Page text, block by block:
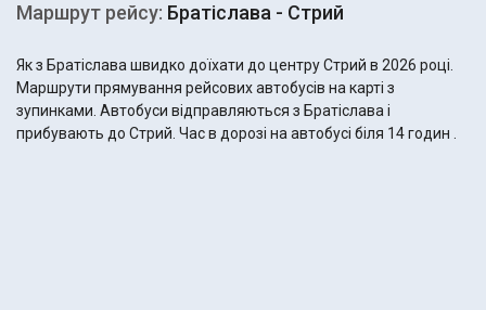
Маршрут рейсу: Братіслава - Стрий
Як з Братіслава швидко доїхати до центру Стрий в 2026 році.
Маршрути прямування рейсових автобусів на карті з
зупинками. Автобуси відправляються з Братіслава і
прибувають до Стрий. Час в дорозі на автобусі біля 14 годин .